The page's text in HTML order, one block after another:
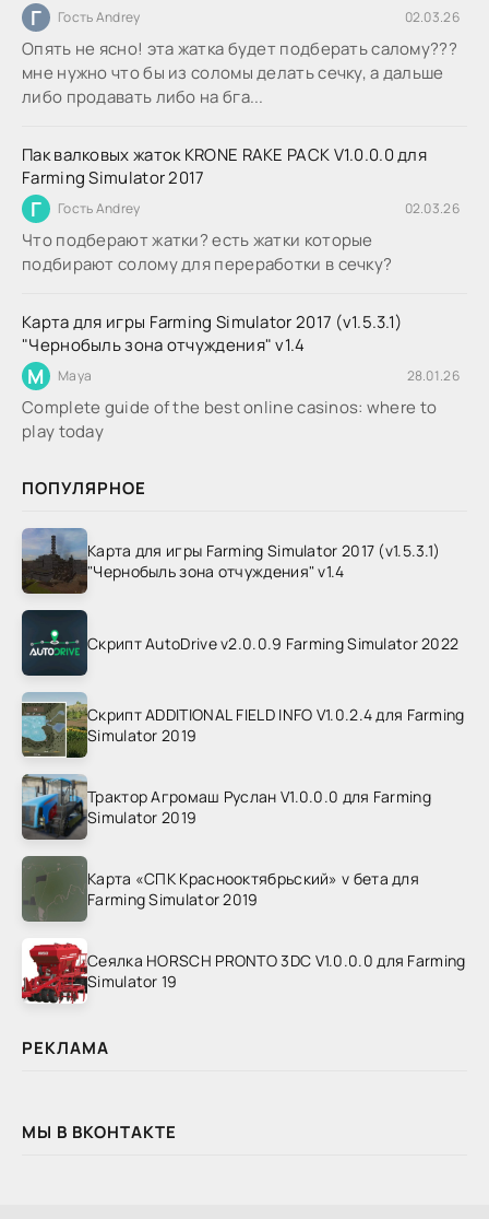
Г Гость Andrey 02.03.26
Опять не ясно! эта жатка будет подберать салому???
мне нужно что бы из соломы делать сечку, а дальше
либо продавать либо на бга...
Пак валковых жаток KRONE RAKE PACK V1.0.0.0 для
Farming Simulator 2017
Г Гость Andrey 02.03.26
Что подберают жатки? есть жатки которые
подбирают солому для переработки в сечку?
Карта для игры Farming Simulator 2017 (v1.5.3.1)
"Чернобыль зона отчуждения" v1.4
M Maya 28.01.26
Complete guide of the best online casinos: where to
play today
ПОПУЛЯРНОЕ
Карта для игры Farming Simulator 2017 (v1.5.3.1)
"Чернобыль зона отчуждения" v1.4
Скрипт AutoDrive v2.0.0.9 Farming Simulator 2022
Скрипт ADDITIONAL FIELD INFO V1.0.2.4 для Farming
Simulator 2019
Трактор Агромаш Руслан V1.0.0.0 для Farming
Simulator 2019
Карта «СПК Краснооктябрьский» v бета для
Farming Simulator 2019
Сеялка HORSCH PRONTO 3DC V1.0.0.0 для Farming
Simulator 19
РЕКЛАМА
МЫ В ВКОНТАКТЕ